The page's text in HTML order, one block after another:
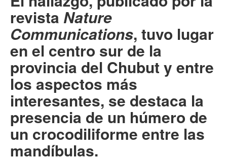
revista Nature
Communications, tuvo lugar
en el centro sur de la
provincia del Chubut y entre
los aspectos más
interesantes, se destaca la
presencia de un húmero de
un crocodiliforme entre las
mandíbulas.